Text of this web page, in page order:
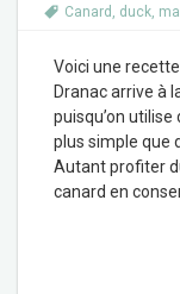
Canard , duck,
Voici une
Dranac arrive à
puisqu’on
plus simple que
Autant profiter
canard en